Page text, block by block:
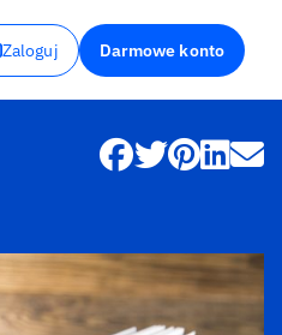
Zaloguj Darmowe konto